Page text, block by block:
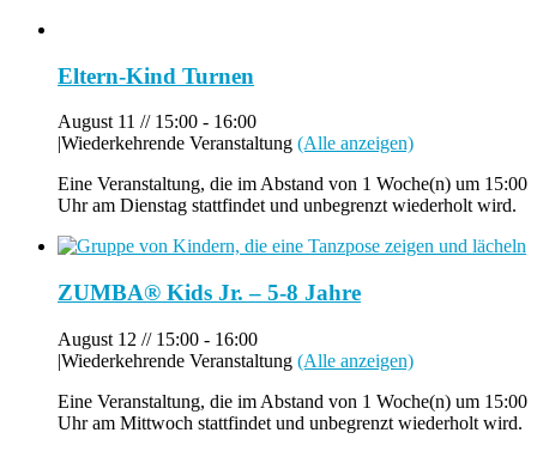
Eltern-Kind Turnen
August 11 // 15:00 - 16:00
|Wiederkehrende Veranstaltung (Alle anzeigen)
Eine Veranstaltung, die im Abstand von 1 Woche(n) um 15:00
Uhr am Dienstag stattfindet und unbegrenzt wiederholt wird.
ZUMBA® Kids Jr. – 5-8 Jahre
August 12 // 15:00 - 16:00
|Wiederkehrende Veranstaltung (Alle anzeigen)
Eine Veranstaltung, die im Abstand von 1 Woche(n) um 15:00
Uhr am Mittwoch stattfindet und unbegrenzt wiederholt wird.